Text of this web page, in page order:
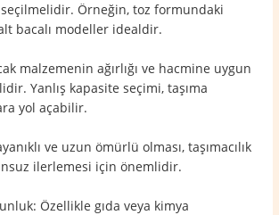
Örneğin, toz formundaki
bacalı modeller idealdir.
malzemenin ağırlığı ve hacmine uygun
Yanlış kapasite seçimi, taşıma
yol açabilir.
ve uzun ömürlü olması, taşımacılık
ilerlemesi için önemlidir.
Özellikle gıda veya kimya